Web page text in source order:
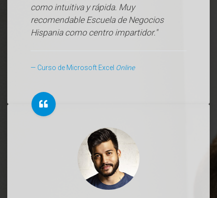
como intuitiva y rápida. Muy
recomendable Escuela de Negocios
Hispania como centro impartidor."
Curso de Microsoft Excel Online